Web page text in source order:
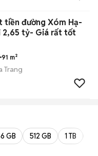
tiền đường Xóm Hạ-
2,65 tỷ- Giá rất tốt
91 m²
Trang
GB 512 GB 1 TB